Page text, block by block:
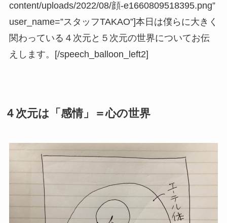
content/uploads/2022/08/顔-e1660809518395.png”
user_name=”スタッフTAKAO”]本日は僕らに大きく
関わっている４次元と５次元の世界についてお伝
えします。[/speech_balloon_left2]
４次元は「感情」＝心の世界